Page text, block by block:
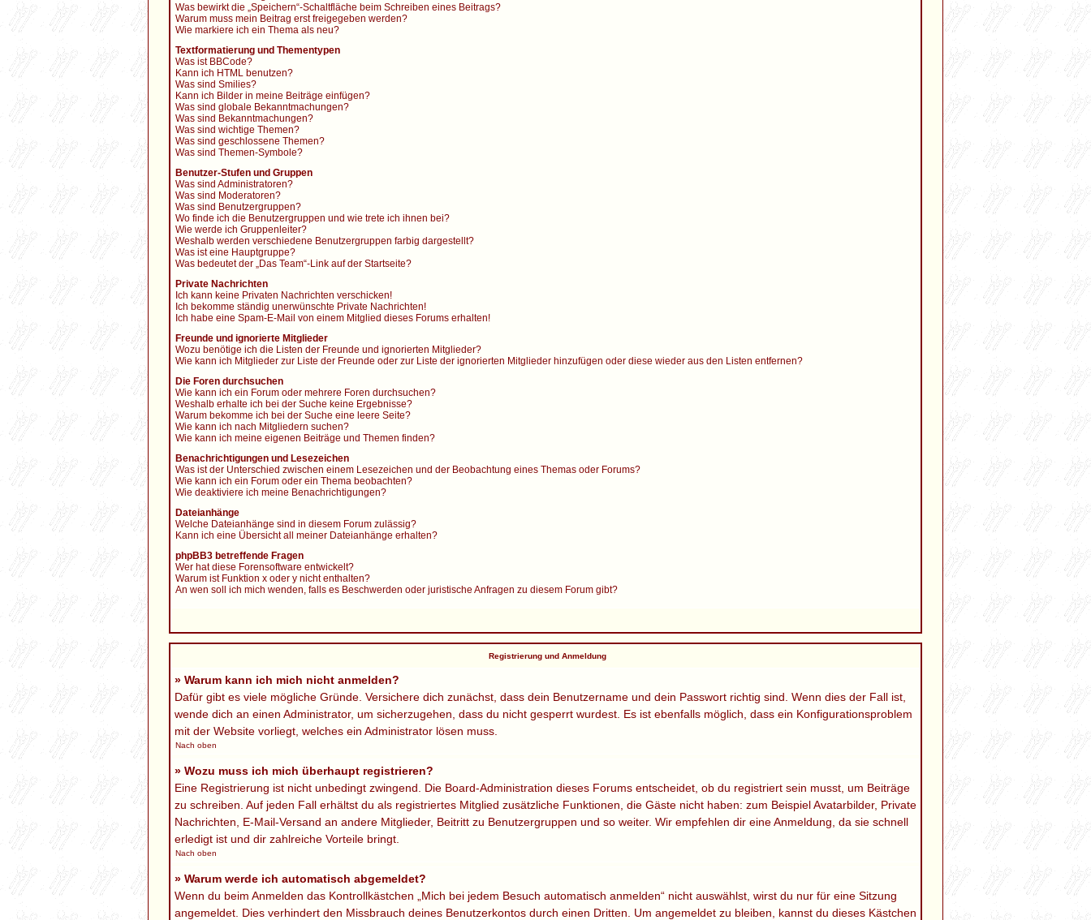
Was bewirkt die „Speichern“-Schaltfläche beim Schreiben eines Beitrags?
Warum muss mein Beitrag erst freigegeben werden?
Wie markiere ich ein Thema als neu?
Textformatierung und Thementypen
Was ist BBCode?
Kann ich HTML benutzen?
Was sind Smilies?
Kann ich Bilder in meine Beiträge einfügen?
Was sind globale Bekanntmachungen?
Was sind Bekanntmachungen?
Was sind wichtige Themen?
Was sind geschlossene Themen?
Was sind Themen-Symbole?
Benutzer-Stufen und Gruppen
Was sind Administratoren?
Was sind Moderatoren?
Was sind Benutzergruppen?
Wo finde ich die Benutzergruppen und wie trete ich ihnen bei?
Wie werde ich Gruppenleiter?
Weshalb werden verschiedene Benutzergruppen farbig dargestellt?
Was ist eine Hauptgruppe?
Was bedeutet der „Das Team“-Link auf der Startseite?
Private Nachrichten
Ich kann keine Privaten Nachrichten verschicken!
Ich bekomme ständig unerwünschte Private Nachrichten!
Ich habe eine Spam-E-Mail von einem Mitglied dieses Forums erhalten!
Freunde und ignorierte Mitglieder
Wozu benötige ich die Listen der Freunde und ignorierten Mitglieder?
Wie kann ich Mitglieder zur Liste der Freunde oder zur Liste der ignorierten Mitglieder hinzufügen oder diese wieder aus den Listen entfernen?
Die Foren durchsuchen
Wie kann ich ein Forum oder mehrere Foren durchsuchen?
Weshalb erhalte ich bei der Suche keine Ergebnisse?
Warum bekomme ich bei der Suche eine leere Seite?
Wie kann ich nach Mitgliedern suchen?
Wie kann ich meine eigenen Beiträge und Themen finden?
Benachrichtigungen und Lesezeichen
Was ist der Unterschied zwischen einem Lesezeichen und der Beobachtung eines Themas oder Forums?
Wie kann ich ein Forum oder ein Thema beobachten?
Wie deaktiviere ich meine Benachrichtigungen?
Dateianhänge
Welche Dateianhänge sind in diesem Forum zulässig?
Kann ich eine Übersicht all meiner Dateianhänge erhalten?
phpBB3 betreffende Fragen
Wer hat diese Forensoftware entwickelt?
Warum ist Funktion x oder y nicht enthalten?
An wen soll ich mich wenden, falls es Beschwerden oder juristische Anfragen zu diesem Forum gibt?
Registrierung und Anmeldung
» Warum kann ich mich nicht anmelden?
Dafür gibt es viele mögliche Gründe. Versichere dich zunächst, dass dein Benutzername und dein Passwort richtig sind. Wenn dies der Fall ist,
wende dich an einen Administrator, um sicherzugehen, dass du nicht gesperrt wurdest. Es ist ebenfalls möglich, dass ein Konfigurationsproblem
mit der Website vorliegt, welches ein Administrator lösen muss.
Nach oben
» Wozu muss ich mich überhaupt registrieren?
Eine Registrierung ist nicht unbedingt zwingend. Die Board-Administration dieses Forums entscheidet, ob du registriert sein musst, um Beiträge
zu schreiben. Auf jeden Fall erhältst du als registriertes Mitglied zusätzliche Funktionen, die Gäste nicht haben: zum Beispiel Avatarbilder, Private
Nachrichten, E-Mail-Versand an andere Mitglieder, Beitritt zu Benutzergruppen und so weiter. Wir empfehlen dir eine Anmeldung, da sie schnell
erledigt ist und dir zahlreiche Vorteile bringt.
Nach oben
» Warum werde ich automatisch abgemeldet?
Wenn du beim Anmelden das Kontrollkästchen „Mich bei jedem Besuch automatisch anmelden“ nicht auswählst, wirst du nur für eine Sitzung
angemeldet. Dies verhindert den Missbrauch deines Benutzerkontos durch einen Dritten. Um angemeldet zu bleiben, kannst du dieses Kästchen